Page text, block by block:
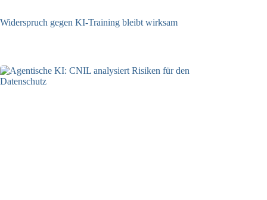
Widerspruch gegen KI-Training bleibt wirksam